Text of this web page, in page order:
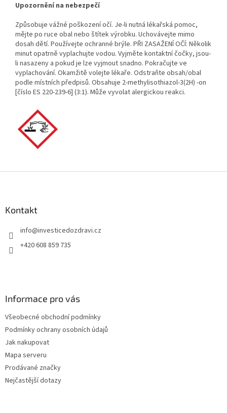
Upozornění na nebezpečí
Způsobuje vážné poškození očí. Je-li nutná lékařská pomoc,
mějte po ruce obal nebo štítek výrobku. Uchovávejte mimo
dosah dětí. Používejte ochranné brýle. PŘI ZASAŽENÍ OČÍ: Několik
minut opatrně vyplachujte vodou. Vyjměte kontaktní čočky, jsou-
li nasazeny a pokud je lze vyjmout snadno. Pokračujte ve
vyplachování. Okamžitě volejte lékaře. Odstraňte obsah/obal
podle místních předpisů. Obsahuje 2-methylisothiazol-3(2H) -on
[číslo ES 220-239-6] (3:1). Může vyvolat alergickou reakci.
Kontakt
info@investicedozdravi.cz
+420 608 859 735
Informace pro vás
Všeobecné obchodní podmínky
Podmínky ochrany osobních údajů
Jak nakupovat
Mapa serveru
Prodávané značky
Nejčastější dotazy